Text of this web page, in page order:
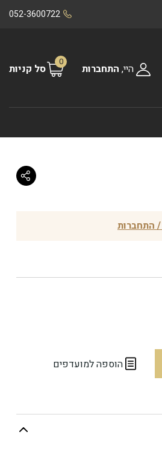
052-3600722
היי, התחברות
0
סל קניות
התחברות
הוספה למועדפים